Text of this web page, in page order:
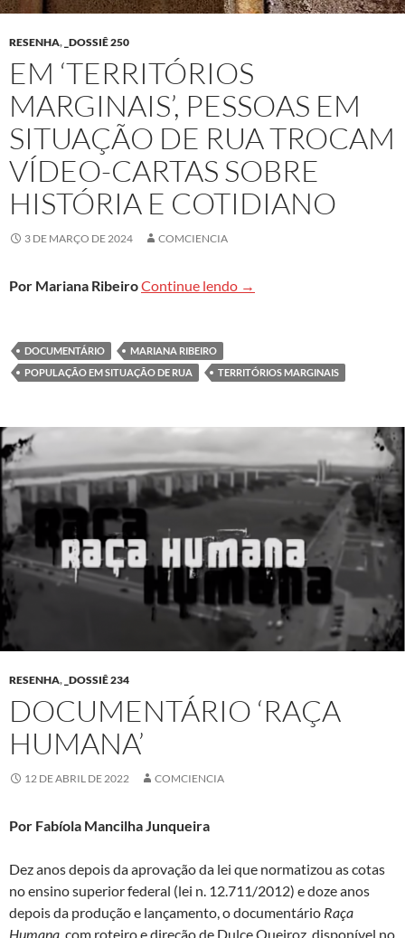
RESENHA, _DOSSIÊ 250
EM ‘TERRITÓRIOS
MARGINAIS’, PESSOAS EM
SITUAÇÃO DE RUA TROCAM
VÍDEO-CARTAS SOBRE
HISTÓRIA E COTIDIANO
3 DE MARÇO DE 2024 COMCIENCIA
Por Mariana RibeiroContinue lendo Em ‘Territórios
→
DOCUMENTÁRIO
MARIANA RIBEIRO
POPULAÇÃO EM SITUAÇÃO DE RUA
TERRITÓRIOS MARGINAIS
RESENHA, _DOSSIÊ 234
DOCUMENTÁRIO ‘RAÇA
HUMANA’
12 DE ABRIL DE 2022 COMCIENCIA
Por Fabíola Mancilha Junqueira
Dez anos depois da aprovação da lei que normatizou as cotas
no ensino superior federal (lei n. 12.711/2012) e doze anos
depois da produção e lançamento, o documentário Raça
Humana , com roteiro e direção de Dulce Queiroz, disponível no